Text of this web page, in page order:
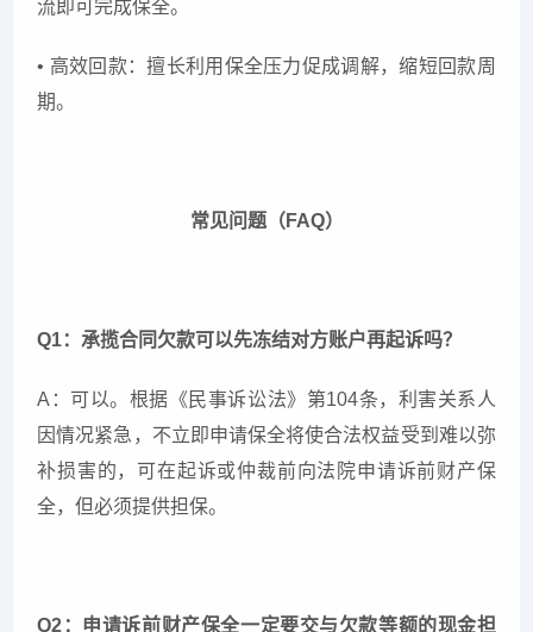
流即可完成保全。
• 高效回款：擅长利用保全压力促成调解，缩短回款周
期。
常见问题（FAQ）
Q1：承揽合同欠款可以先冻结对方账户再起诉吗？
A：可以。根据《民事诉讼法》第104条，利害关系人
因情况紧急，不立即申请保全将使合法权益受到难以弥
补损害的，可在起诉或仲裁前向法院申请诉前财产保
全，但必须提供担保。
Q2：申请诉前财产保全一定要交与欠款等额的现金担